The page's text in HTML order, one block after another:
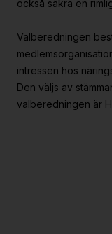
också säkra en
Valberedningen
intressen hos
Den väljs av
valberedningen är